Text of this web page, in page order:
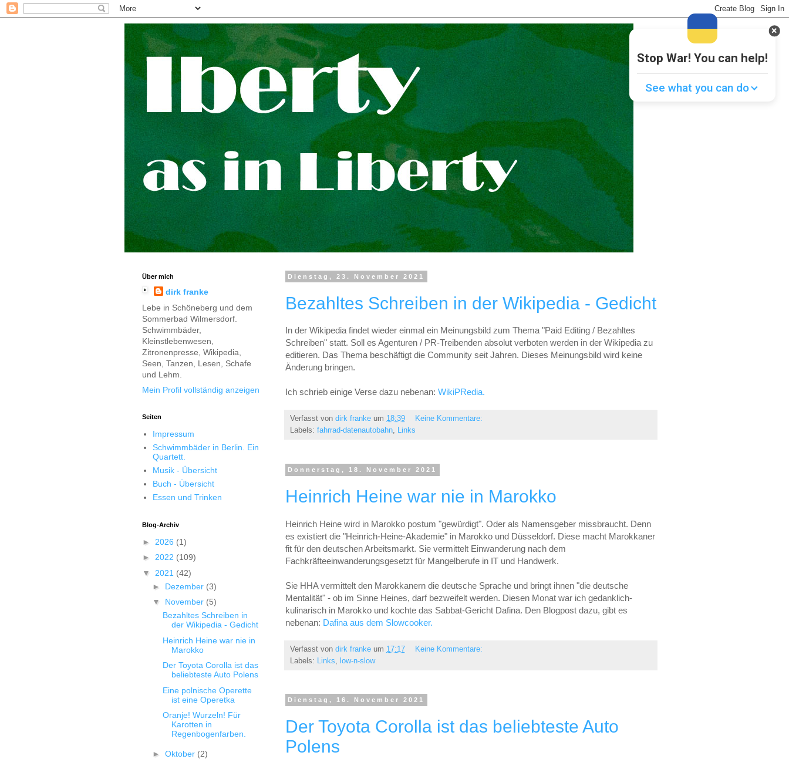
Dienstag, 23. November 2021
Bezahltes Schreiben in der Wikipedia - Gedicht
In der Wikipedia findet wieder einmal ein Meinungsbild zum Thema "Paid Editing / Bezahltes
Schreiben" statt. Soll es Agenturen / PR-Treibenden absolut verboten werden in der Wikipedia zu
editieren. Das Thema beschäftigt die Community seit Jahren. Dieses Meinungsbild wird keine
Änderung bringen.
Ich schrieb einige Verse dazu nebenan: WikiPRedia.
Verfasst von dirk franke um 18:39
Keine Kommentare:
Labels: fahrrad-datenautobahn, Links
Donnerstag, 18. November 2021
Heinrich Heine war nie in Marokko
Heinrich Heine wird in Marokko postum "gewürdigt". Oder als Namensgeber missbraucht. Denn
es existiert die "Heinrich-Heine-Akademie" in Marokko und Düsseldorf. Diese macht Marokkaner
fit für den deutschen Arbeitsmarkt. Sie vermittelt Einwanderung nach dem
Fachkräfteeinwanderungsgesetzt für Mangelberufe in IT und Handwerk.
Sie HHA vermittelt den Marokkanern die deutsche Sprache und bringt ihnen "die deutsche
Mentalität" - ob im Sinne Heines, darf bezweifelt werden. Diesen Monat war ich gedanklich-
kulinarisch in Marokko und kochte das Sabbat-Gericht Dafina. Den Blogpost dazu, gibt es
nebenan: Dafina aus dem Slowcooker.
Verfasst von dirk franke um 17:17
Keine Kommentare:
Labels:
Links low-n-slow
Dienstag, 16. November 2021
Der Toyota Corolla ist das beliebteste Auto
Polens
Über mich
dirk franke
Lebe in Schöneberg und dem
Sommerbad Wilmersdorf.
Schwimmbäder,
Kleinstlebenwesen,
Zitronenpresse, Wikipedia,
Seen, Tanzen, Lesen, Schafe
und Lehm.
Mein Profil vollständig anzeigen
Seiten
Impressum
Schwimmbäder in Berlin. Ein
Quartett.
Musik - Übersicht
Buch - Übersicht
Essen und Trinken
Blog-Archiv
► 2026 (1)
► 2022 (109)
▼ 2021 (42)
► Dezember (3)
▼ November (5)
Bezahltes Schreiben in
der Wikipedia - Gedicht
Heinrich Heine war nie in
Marokko
Der Toyota Corolla ist das
beliebteste Auto Polens
Eine polnische Operette
ist eine Operetka
Oranje! Wurzeln! Für
Karotten in
Regenbogenfarben.
► Oktober (2)
Stop War! You can help!
See what you can do